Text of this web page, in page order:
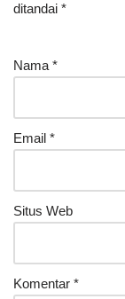
ditandai *
Nama *
Email *
Situs Web
Komentar *